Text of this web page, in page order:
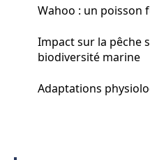
Wahoo : un poisson
Impact sur la pêche
biodiversité marine
Adaptations